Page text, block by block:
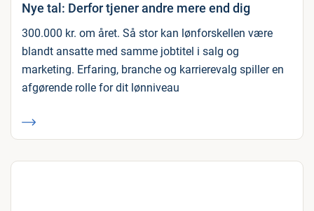
Nye tal: Derfor tjener andre mere end dig
300.000 kr. om året. Så stor kan lønforskellen være
blandt ansatte med samme jobtitel i salg og
marketing. Erfaring, branche og karrierevalg spiller en
afgørende rolle for dit lønniveau